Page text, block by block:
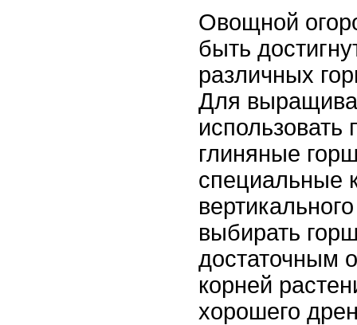
Овощной
быть
различных
Для
использовать
глиняные
специальные
выбирать
достаточным
корней
хорошего